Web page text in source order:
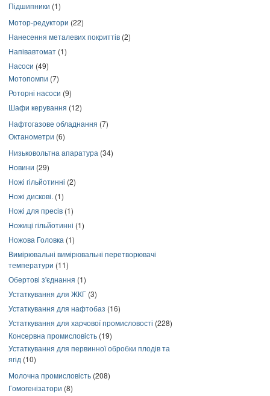
Підшипники (1)
Мотор-редуктори (22)
Нанесення металевих покриттів (2)
Напівавтомат (1)
Насоси (49)
Мотопомпи (7)
Роторні насоси (9)
Шафи керування (12)
Нафтогазове обладнання (7)
Октанометри (6)
Низьковольтна апаратура (34)
Новини (29)
Ножі гільйотинні (2)
Ножі дискові. (1)
Ножі для пресів (1)
Ножиці гільйотинні (1)
Ножова Головка (1)
Вимірювальні вимірювальні перетворювачі
температури (11)
Обертові з'єднання (1)
Устаткування для ЖКГ (3)
Устаткування для нафтобаз (16)
Устаткування для харчової промисловості (228)
Консервна промисловість (19)
Устаткування для первинної обробки плодів та
ягід (10)
Молочна промисловість (208)
Гомогенізатори (8)